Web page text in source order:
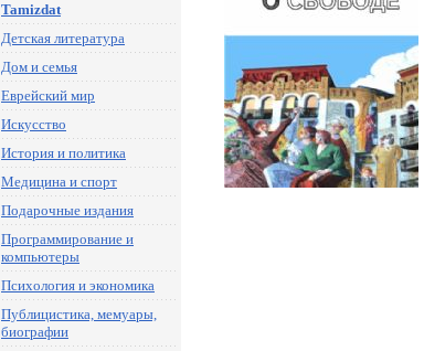
Tamizdat
Детская литература
Дом и семья
Еврейский мир
Искусство
История и политика
Медицина и спорт
Подарочные издания
Программирование и
компьютеры
Психология и экономика
Публицистика, мемуары,
биографии